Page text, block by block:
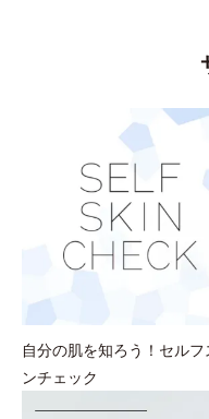
自分の肌を知ろう！セルフ
ンチェック